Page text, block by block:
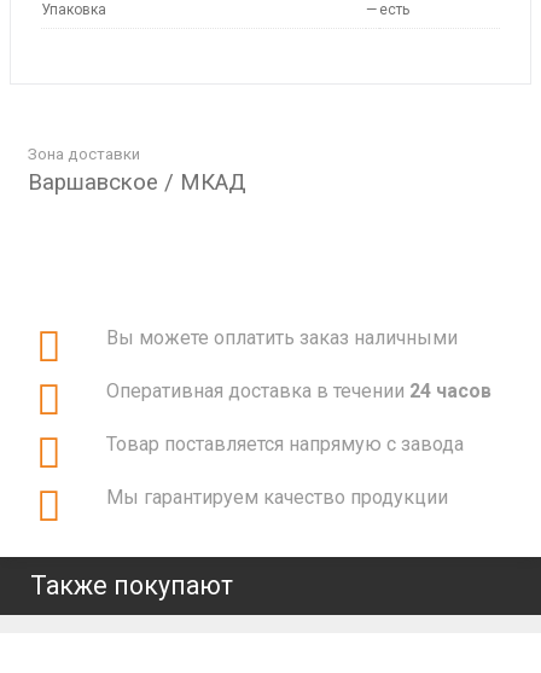
Упаковка — есть
Зона доставки
Варшавское / МКАД
Вы можете оплатить заказ наличными
Оперативная доставка в течении 24 часов
Товар поставляется напрямую с завода
Мы гарантируем качество продукции
Также покупают